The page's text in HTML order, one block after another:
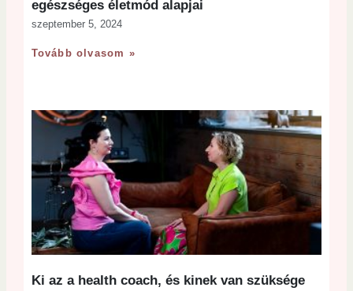
egészséges életmód alapjai
szeptember 5, 2024
Tovább olvasom »
Ki az a health coach, és kinek van szüksége